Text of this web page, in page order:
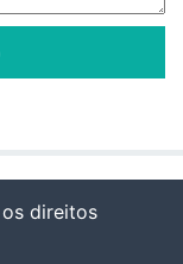
direitos